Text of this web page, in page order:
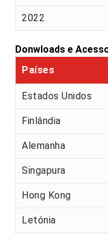
2022
Donwloads e
Países
Estados Unidos
Finlândia
Alemanha
Singapura
Hong Kong
Letónia